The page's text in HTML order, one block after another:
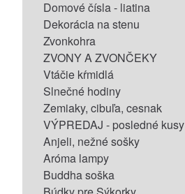
Domové čísla - liatina
Dekorácia na stenu
Zvonkohra
ZVONY A ZVONČEKY
Vtáčie kŕmidlá
Slnečné hodiny
Zemiaky, cibuľa, cesnak
VÝPREDAJ - posledné kusy
Anjeli, nežné sošky
Aróma lampy
Buddha soška